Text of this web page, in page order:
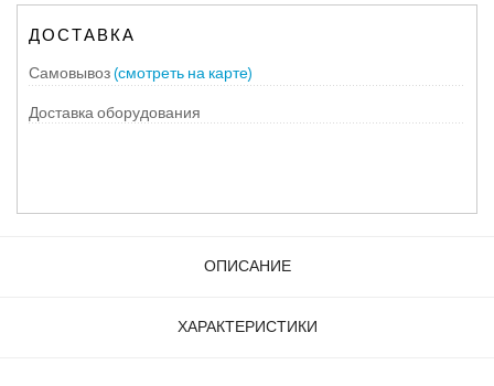
ДОСТАВКА
Самовывоз(смотреть на карте)
Доставка оборудования
ОПИСАНИЕ
ХАРАКТЕРИСТИКИ